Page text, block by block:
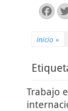
Inicio »
Trabajo